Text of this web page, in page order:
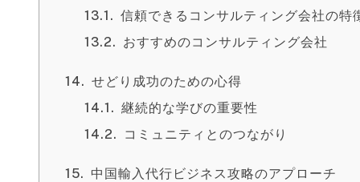
信頼できるコンサルティング会社の特
おすすめのコンサルティング会社
せどり成功のための心得
継続的な学びの重要性
コミュニティとのつながり
中国輸入代行ビジネス攻略のアプローチ